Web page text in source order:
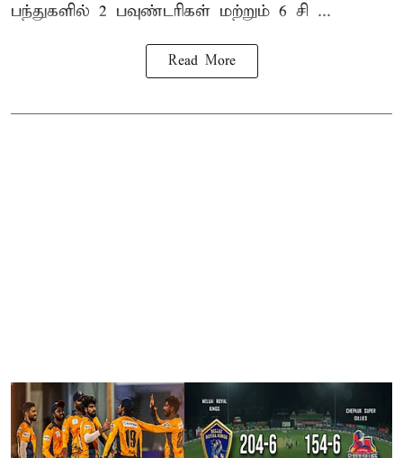
பந்துகளில் 2 பவுண்டரிகள் மற்றும் 6 சி ...
Read More